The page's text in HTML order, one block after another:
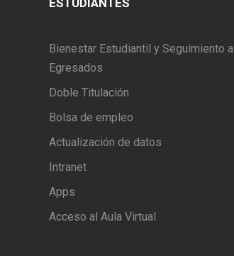
ESTUDIANTES
Bienestar Estudiantil y Seguimiento a
Egresados
Doble Titulación
Bolsa de empleo
Actualización de datos
Intranet
Apps
Acceso al Aula Virtual